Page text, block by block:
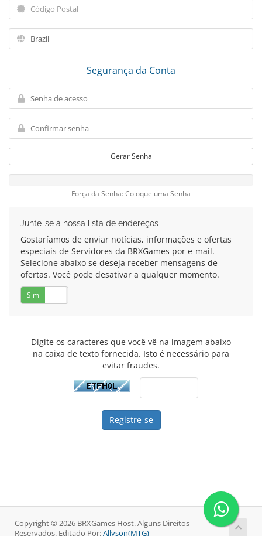
Segurança da Conta
Gerar Senha
Força da Senha: Coloque uma Senha
Junte-se à nossa lista de endereços
Gostaríamos de enviar notícias, informações e ofertas
especiais de Servidores da BRXGames por e-mail.
Selecione abaixo se deseja receber mensagens de
ofertas. Você pode desativar a qualquer momento.
Sim
Digite os caracteres que você vê na imagem abaixo
na caixa de texto fornecida. Isto é necessário para
evitar fraudes.
Copyright © 2026 BRXGames Host. Alguns Direitos
Reservados. Editado Por:Allyson(MTG)